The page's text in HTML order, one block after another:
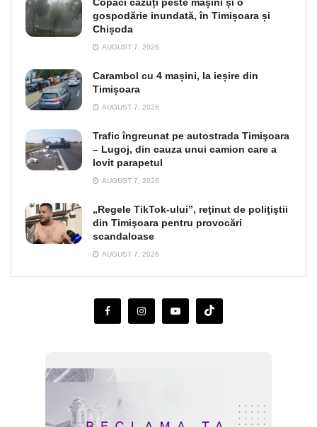
Copaci căzuți peste mașini și o
gospodărie inundată, în Timișoara și
Chișoda
AUGUST 7, 2026
Carambol cu 4 mașini, la ieșire din
Timișoara
AUGUST 7, 2026
Trafic îngreunat pe autostrada Timişoara
– Lugoj, din cauza unui camion care a
lovit parapetul
AUGUST 7, 2026
„Regele TikTok-ului”, reţinut de poliţiştii
din Timişoara pentru provocări
scandaloase
AUGUST 7, 2026